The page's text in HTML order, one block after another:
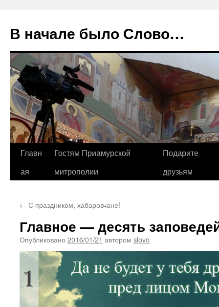
В начале было Слово…
Перейти
Главн
ая
Гостям Приамурской
митрополии
Подарите
друзьям
← С праздником, хабаровчане!
Главное — десять
Опубликовано 2016/01/21 автором slovo